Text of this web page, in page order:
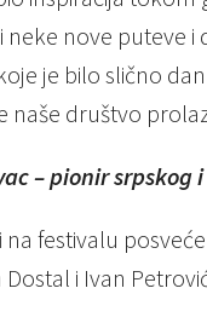
nove puteve
je bilo slično
naše društvo
– pionir srpskog
festivalu
i Ivan